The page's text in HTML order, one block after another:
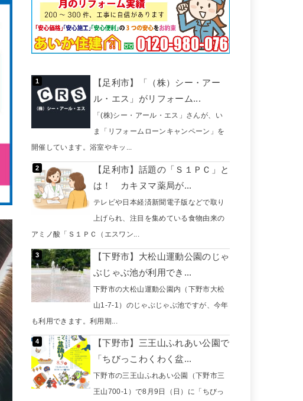
【足利市】「（株）シー・アー
ル・エス」がリフォーム...
「(株)シー・アール・エス」さんが、い
ま「リフォームローンキャンペーン」を
開催しています。浴室やキッ...
【足利市】話題の「Ｓ１ＰＣ」と
は！ カキヌマ薬局が...
テレビや日本経済新聞電子版などで取り
上げられ、注目を集めている食物由来の
アミノ酸「Ｓ１ＰＣ（エスワン...
【下野市】大松山運動公園のじゃ
ぶじゃぶ池が利用でき...
下野市の大松山運動公園内（下野市大松
山1-7-1）のじゃぶじゃぶ池ですが、今年
も利用できます。利用期...
【下野市】三王山ふれあい公園で
「ちびっこわくわく盆...
下野市の三王山ふれあい公園（下野市三
王山700-1）で8月9日（日）に「ちびっ